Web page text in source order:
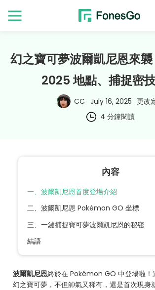
幻之寶可夢波爾凱尼恩來
2025 地點、捕捉密
CC July 16, 2025 更改
4 分鐘閱讀
內容
一、波爾凱尼恩首度登場介紹
二、波爾凱尼恩 Pokémon GO 坐標
三、一鍵捕捉寶可夢波爾凱尼恩的秘密
結語
波爾凱尼恩終於在 Pokémon GO 中登場啦！
幻之寶可夢，不但帥氣又稀有，還是首次現身